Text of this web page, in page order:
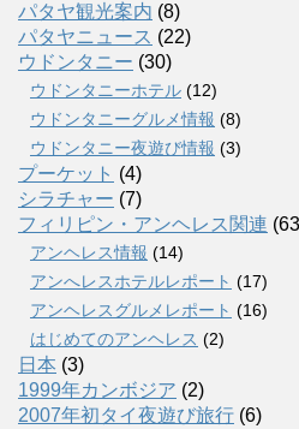
パタヤ観光案内 (8)
パタヤニュース (22)
ウドンタニー (30)
ウドンタニーホテル (12)
ウドンタニーグルメ情報 (8)
ウドンタニー夜遊び情報 (3)
プーケット (4)
シラチャー (7)
フィリピン・アンヘレス関連
アンヘレス情報 (14)
アンへレスホテルレポート (17)
アンヘレスグルメレポート (16)
はじめてのアンヘレス (2)
日本 (3)
1999年カンボジア (2)
2007年初タイ夜遊び旅行 (6)